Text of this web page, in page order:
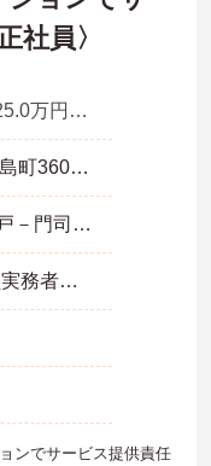
社員〉
月収 20.0万円～25.0万円程度
岡山県 倉敷市 片島町360-4 SANWA101号室
ＪＲ山陽本線(神戸－門司)「西阿知駅」バス・車10分
■資格：介護職員実務者研修（ヘルパー1級）以上必須 ■普通自動車免許必須（ＡＴ限定可） ■経験必須
ンでサービス提供責任